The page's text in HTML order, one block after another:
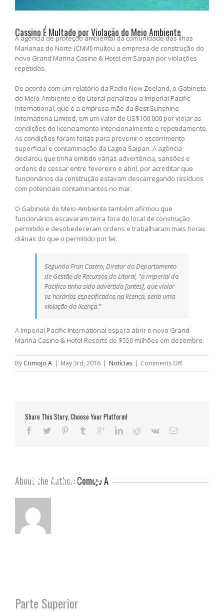
Cassino É Multado por Violação do Meio Ambiente
A agência de proteção ambiental da comunidade das ilhas
Marianas do Norte (CNMI) multou a empresa de construção do
novo Grand Marina Casino & Hotel em Saipan por violações
repetidas.
De acordo com um relatório da Radio New Zeeland, o Gabinete
do Meio-Ambiente e do Litoral penalizou a Imperial Pacific
International, que é a empresa mãe da Best Sunshine
Internationa Limited, em um valor de US$100.000 por violar as
condições do licenciamento intencionalmente e repetidamente.
As condições foram feitas para prevenir o escorrimento
superficial e contaminação da Lagoa Saipan. A agência
declarou que tinha emitido várias advertência, sansões e
ordens de cessar entre fevereiro e abril, por acreditar que
funcionários da construção estavam descarregando resíduos
com potenciais contaminantes no mar.
O Gabinete do Meio-Ambiente também afirmou que
funcionários escavaram terra fora do local de construção
permitido e desobedeceram ordens e trabalharam mais horas
diárias do que o permitido por lei.
Segundo Fran Castro, Diretor do Departamento
de Gestão de Recursos do Litoral, “a Imperial do
Pacifico tinha sido advertida [antes], que violar
os horários especificados na licença, seria uma
violação da licença.”
A Imperial Pacific International espera abrir o novo Grand
Marina Casino & Hotel Resorts de $550 milhões em dezembro.
By Comojo A | May 3rd, 2016 | Notícias | Comments Offon
Cassino
Share This Story, Choose Your Platform!
About the Author: Comojo A
Parte Superior